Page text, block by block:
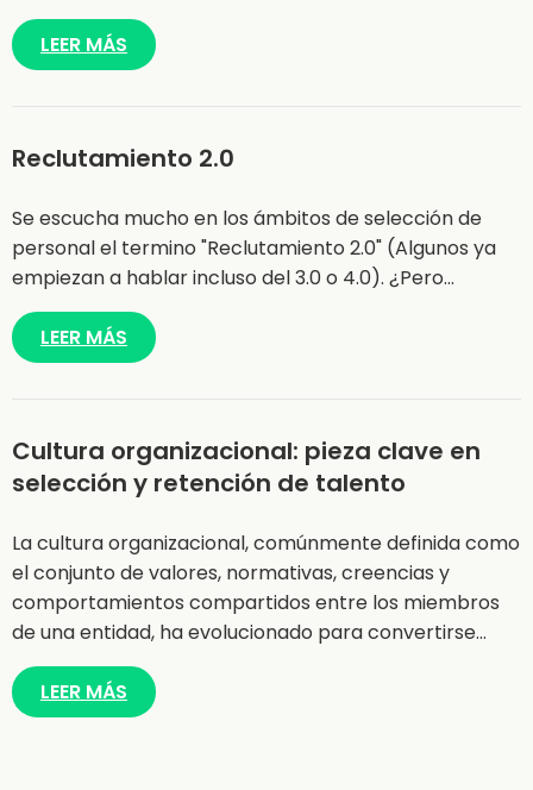
LEER MÁS
Reclutamiento 2.0
Se escucha mucho en los ámbitos de selección de
personal el termino "Reclutamiento 2.0" (Algunos ya
empiezan a hablar incluso del 3.0 o 4.0). ¿Pero…
LEER MÁS
Cultura organizacional: pieza clave en
selección y retención de talento
La cultura organizacional, comúnmente definida como
el conjunto de valores, normativas, creencias y
comportamientos compartidos entre los miembros
de una entidad, ha evolucionado para convertirse…
LEER MÁS